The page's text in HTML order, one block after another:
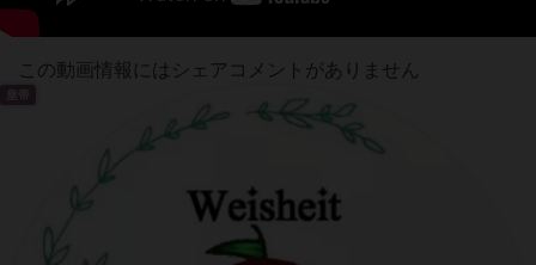
この動画情報にはシェアコメントがありません